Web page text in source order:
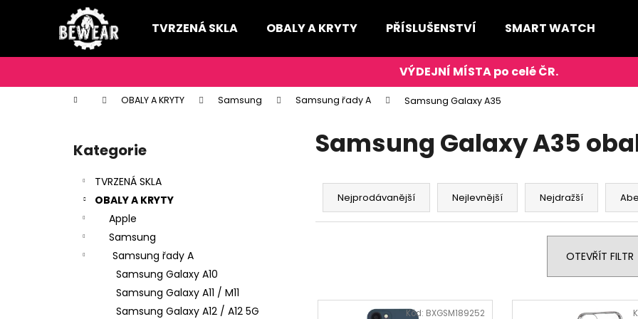
TVRZENÁ SKLA OBALY A KRYTY PŘÍSLUŠENSTVÍ SMART WATCH
Domů OBALY A KRYTY Samsung Samsung řady A Samsung Galaxy A35
Přeskočit
kategorie
Kategorie
TVRZENÁ SKLA
OBALY A KRYTY
Apple
Samsung
Samsung řady A
Samsung Galaxy A10
Samsung Galaxy A11 / M11
Samsung Galaxy A12 / A12 5G
Samsung Galaxy A35
Ř
z
Nejprodávanější Nejlevnější Nejdražší
OTEVŘÍT FILTR
V
Kód: BXGSM189252
í
k
Zpět
do
Zpět
do
Co potřebujete najít?
HLEDAT
Doporučujeme